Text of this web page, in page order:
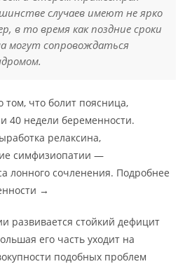
случаев имеют не ярко
в то время как поздние сроки
могут сопровождаться
что болит поясница,
40 недели беременности.
релаксина,
симфизиопатии —
лонного сочленения. Подробнее
→
развивается стойкий дефицит
его часть уходит на
подобных проблем